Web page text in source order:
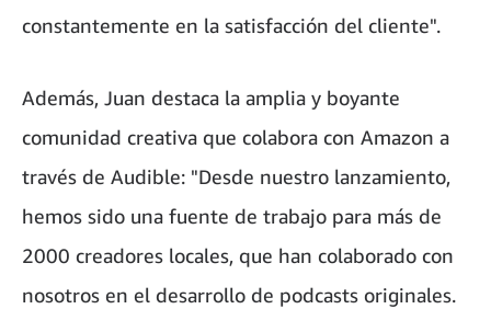
constantemente en la satisfacción del cliente".
Además, Juan destaca la amplia y boyante
comunidad creativa que colabora con Amazon a
través de Audible: "Desde nuestro lanzamiento,
hemos sido una fuente de trabajo para más de
2000 creadores locales, que han colaborado con
nosotros en el desarrollo de podcasts originales.